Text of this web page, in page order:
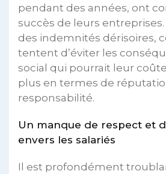
pendant des années, ont
succès de leurs
des indemnités dérisoires,
tentent d’éviter les
social qui pourrait leur
plus en termes de
responsabilité.
Un manque de respect et
envers les salariés
Il est profondément